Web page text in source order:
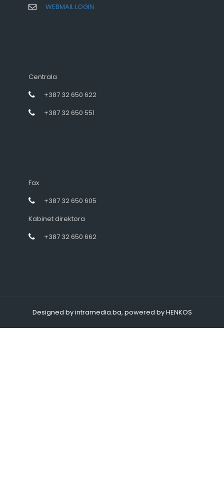
WEBMAIL LOGIN
Centrala
+387 32 650 622
+387 32 650 551
Fax
+387 32 650 605
Kabinet direktora
+387 32 650 662
Designed by intramedia.ba, powered by HENKOS